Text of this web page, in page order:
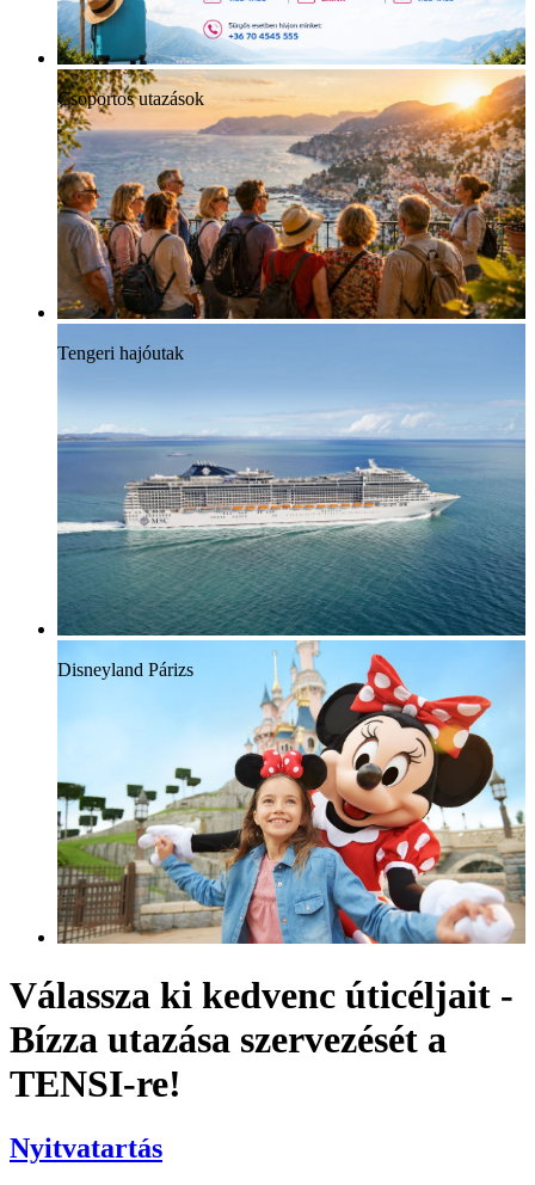
Csoportos utazások
Tengeri hajóutak
Disneyland Párizs
Válassza ki kedvenc úticéljait -
Bízza utazása szervezését a
TENSI-re!
Nyitvatartás